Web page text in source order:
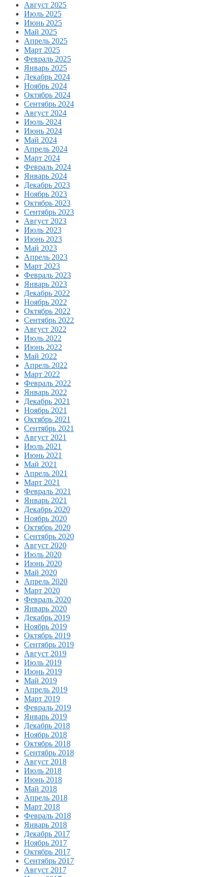
Август 2025
Июль 2025
Июнь 2025
Май 2025
Апрель 2025
Март 2025
Февраль 2025
Январь 2025
Декабрь 2024
Ноябрь 2024
Октябрь 2024
Сентябрь 2024
Август 2024
Июль 2024
Июнь 2024
Май 2024
Апрель 2024
Март 2024
Февраль 2024
Январь 2024
Декабрь 2023
Ноябрь 2023
Октябрь 2023
Сентябрь 2023
Август 2023
Июль 2023
Июнь 2023
Май 2023
Апрель 2023
Март 2023
Февраль 2023
Январь 2023
Декабрь 2022
Ноябрь 2022
Октябрь 2022
Сентябрь 2022
Август 2022
Июль 2022
Июнь 2022
Май 2022
Апрель 2022
Март 2022
Февраль 2022
Январь 2022
Декабрь 2021
Ноябрь 2021
Октябрь 2021
Сентябрь 2021
Август 2021
Июль 2021
Июнь 2021
Май 2021
Апрель 2021
Март 2021
Февраль 2021
Январь 2021
Декабрь 2020
Ноябрь 2020
Октябрь 2020
Сентябрь 2020
Август 2020
Июль 2020
Июнь 2020
Май 2020
Апрель 2020
Март 2020
Февраль 2020
Январь 2020
Декабрь 2019
Ноябрь 2019
Октябрь 2019
Сентябрь 2019
Август 2019
Июль 2019
Июнь 2019
Май 2019
Апрель 2019
Март 2019
Февраль 2019
Январь 2019
Декабрь 2018
Ноябрь 2018
Октябрь 2018
Сентябрь 2018
Август 2018
Июль 2018
Июнь 2018
Май 2018
Апрель 2018
Март 2018
Февраль 2018
Январь 2018
Декабрь 2017
Ноябрь 2017
Октябрь 2017
Сентябрь 2017
Август 2017